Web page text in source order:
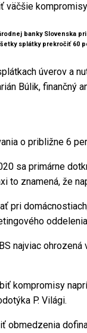
väčšie
banky Slovenska
splátky prekročiť 60
úverov a
Búlik, finančný
o približne 6
sa primárne
to znamená, že
pri
najviac
kompromisy
P. Világi.
obmedzenia